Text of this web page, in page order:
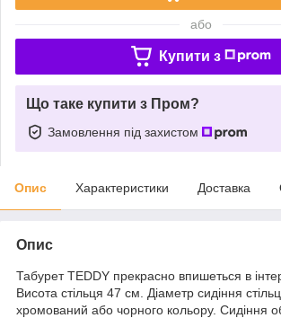
або
Купити з
Що таке купити з Пром?
Замовлення під захистом
Опис Характеристики Доставка
Опис
Табурет TEDDY прекрасно впишеться в
Висота стільця 47 см. Діаметр сидіння
хромований або чорного кольору. Сидіння